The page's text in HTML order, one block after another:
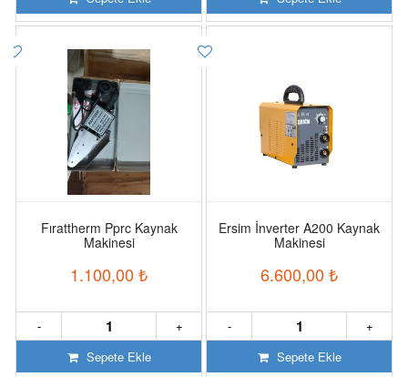
Fırattherm Pprc Kaynak
Makinesi
1.100,00 ₺
+
-
Sepete Ekle
Ersim İnverter A200 Kaynak
Makinesi
6.600,00 ₺
+
-
Sepete Ekle